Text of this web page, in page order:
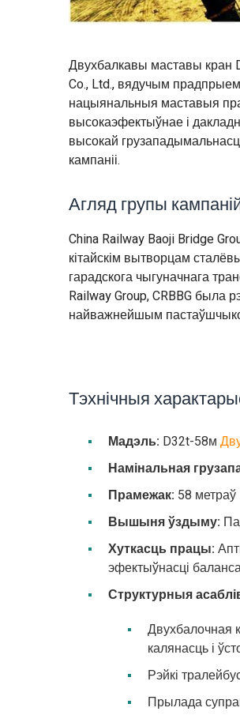
Двухбалкавы маставы кран
Co., Ltd., вядучым
нацыянальныя маставыя
высокаэфектыўнае і
высокай
кампаніі.
Агляд групы
China Railway Baoji Bridge
кітайскім вытворцам
гарадскога чыгуначнага
Railway Group, CRBBG была
найважнейшым
Тэхнічныя
Мадэль: D32t-58м
Намінальная
Прамежак: 58 метраў
Вышыня ўздыму:
Хуткасць працы:
эфектыўнасці
Структурныя
Двухбалочная
калянасць і
Рэйкі
Прылада